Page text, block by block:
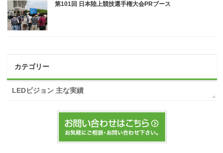
第101回 日本陸上競技選手権大会PRブース
カテゴリー
LEDビジョン 主な実績